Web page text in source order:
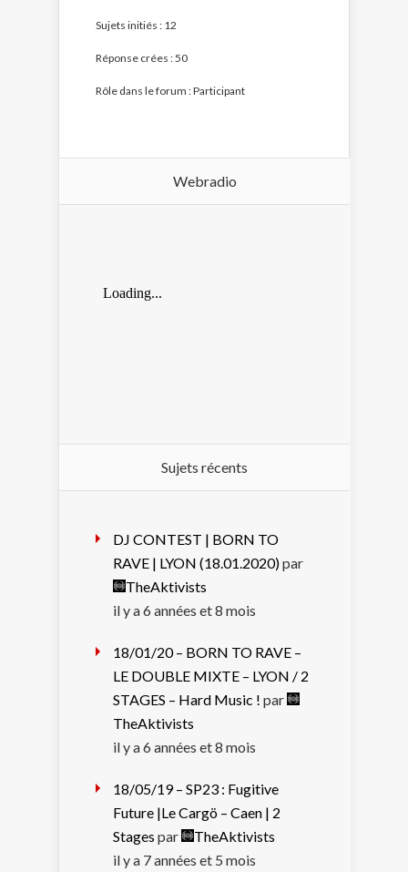
Sujets initiés : 12
Réponse crées : 50
Rôle dans le forum : Participant
Webradio
Sujets récents
DJ CONTEST | BORN TO
RAVE | LYON (18.01.2020)par
TheAktivists
il y a 6 années et 8 mois
18/01/20 – BORN TO RAVE –
LE DOUBLE MIXTE – LYON / 2
STAGES – Hard Music ! par
TheAktivists
il y a 6 années et 8 mois
18/05/19 – SP23 : Fugitive
Future |Le Cargö – Caen | 2
Stages par
TheAktivists
il y a 7 années et 5 mois